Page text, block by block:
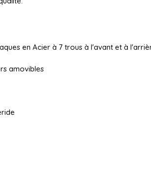
en Acier à 7 trous à l'avant et à
amovibles